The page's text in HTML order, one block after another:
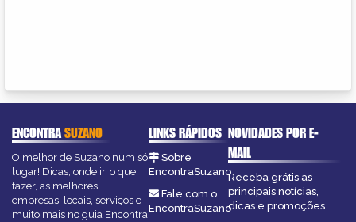
ENCONTRASUZANO
O melhor de Suzano num só
lugar! Dicas, onde ir, o que
fazer, as melhores
empresas, locais, serviços e
muito mais no guia Encontra
LINKS RÁPIDOS
Sobre
EncontraSuzano
Fale com o
EncontraSuzano
NOVIDADES POR E-
MAIL
Receba grátis as
principais notícias,
dicas e promoções